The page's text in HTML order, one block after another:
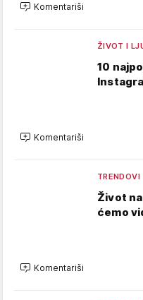
Komentariši
ŽIVOT I
10
Komentariši
TRENDOVI
Život
ćemo
Komentariši